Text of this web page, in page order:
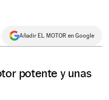
Añadir EL MOTOR en Google
potente y unas